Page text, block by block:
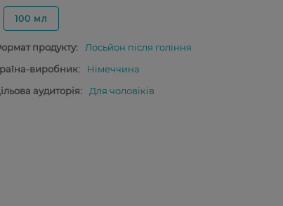
100 мл
продукту:
Лосьйон після гоління
виробник:
Німеччина
аудиторія:
Для чоловіків